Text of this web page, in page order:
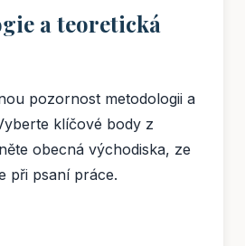
a teoretická
pozornost metodologii a
klíčové body z
obecná východiska, ze
při psaní práce.